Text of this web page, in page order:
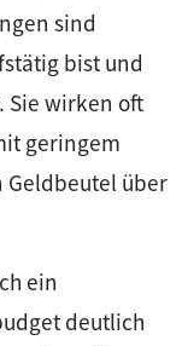
sind
bist und
Sie wirken oft
geringem
über
ein
deutlich